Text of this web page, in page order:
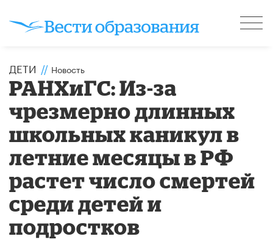
ДЕТИ // Новость
РАНХиГС: Из-за
чрезмерно длинных
школьных каникул в
летние месяцы в РФ
растет число смертей
среди детей и
подростков